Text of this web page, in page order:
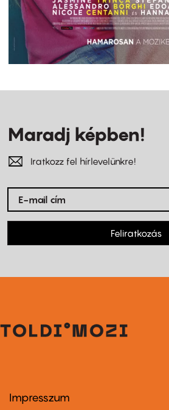
Maradj képben!
Iratkozz fel hírlevelünkre!
Feliratkozás
Footer
Impresszum